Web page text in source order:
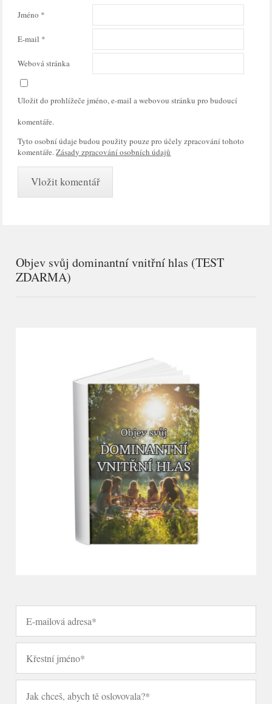
Jméno *
E-mail *
Webová stránka
Uložit do prohlížeče jméno, e-mail a webovou stránku pro budoucí
komentáře.
Tyto osobní údaje budou použity pouze pro účely zpracování tohoto
komentáře.Zásady zpracování osobních údajů
Objev svůj dominantní vnitřní hlas (TEST
ZDARMA)